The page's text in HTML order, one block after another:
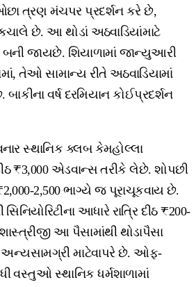
ત્રણ મંચપર પ્રદર્શન કરે છે,
છે. આ થોડાં અઠવાડિયાંમાટે
બની જાયછે. શિયાળામાં જાન્યુઆરી
તેઓ સામાન્ય રીતે અઠવાડિયામાં
વર્ષ દરમિયાન કોઈપ્રદર્શન
સ્થાનિક ક્લબ કેમહોલ્લા
₹3,000 એડવાન્સ તરીકે લેછે. શોપછી
2,500 ભાગ્યે જ પૂરાચૂકવાય છે.
આધારે રાત્રિ દીઠ ₹200-
આ પૈસામાંથી થોડાપૈસા
અન્યસામગ્રી માટેવાપરે છે. ઓફ-
વસ્તુઓ સ્થાનિક ધર્મશાળામાં